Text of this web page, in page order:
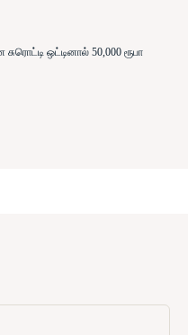
ஒட்டினால் 50,000 ரூபா